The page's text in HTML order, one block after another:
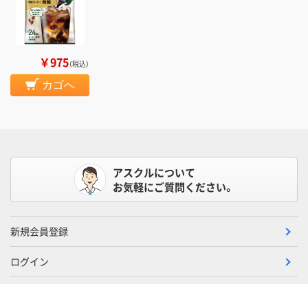
￥975（税込）
カゴへ
アスクルについて
お気軽にご質問ください。
新規会員登録
ログイン